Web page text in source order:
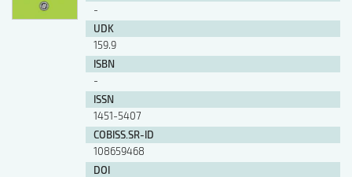
УПУТСТВА
Правилник о издавачкој делатности
Упутство ауторима
Упутство уредницима
Изјава о ауторству
Изјава о лектури
Изјава о коришћењу ауторског дела
Упутство за бирање лиценце
Уговор са аутором
-
UDK
159.9
ISBN
-
ISSN
1451-5407
COBISS.SR-ID
108659468
DOI